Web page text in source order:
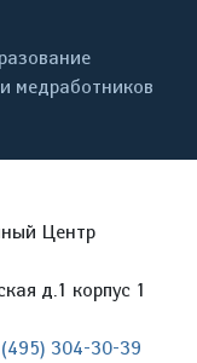
медработников
Центр
д.1 корпус 1
304-30-39